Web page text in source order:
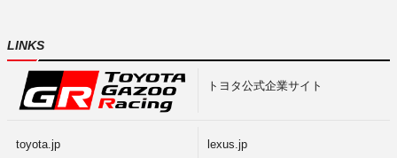
LINKS
トヨタ公式企業サイト
toyota.jp lexus.jp